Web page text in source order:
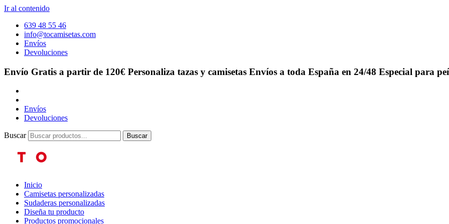
Ir al contenido
639 48 55 46
info@tocamisetas.com
Envíos
Devoluciones
Envío Gratis a partir de 120€ Personaliza tazas y camisetas Envíos a toda España en 24/48 Especial para
Envíos
Devoluciones
Buscar Buscar
Inicio
Camisetas personalizadas
Sudaderas personalizadas
Diseña tu producto
Productos promocionales